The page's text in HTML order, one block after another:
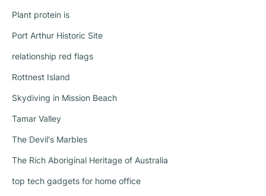
Plant protein is
Port Arthur Historic Site
relationship red flags
Rottnest Island
Skydiving in Mission Beach
Tamar Valley
The Devil's Marbles
The Rich Aboriginal Heritage of Australia
top tech gadgets for home office